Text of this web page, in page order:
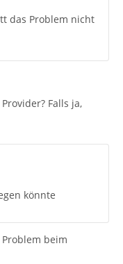
das Problem nicht
Falls ja,
könnte
beim